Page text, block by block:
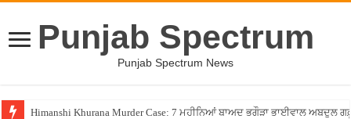
Punjab Spectrum
Punjab Spectrum News
Himanshi Khurana Murder Case: 7 ਮਹੀਨਿਆਂ ਬਾਅਦ ਭਗੌੜਾ ਭਾਈਵਾਲ ਅਬਦੁਲ
PM ਮੋਦੀ ਨੇ ਸੁਖਬੀਰ ਬਾਦਲ ਨੂੰ ਪਾਈ ਜੱਫੀ, ਕਿਹਾ- ਹੁਣ ਇਹ ਜੱਫੀ ਨਹੀਂ ਛੁਟੇਗੀ, SAD-BJP